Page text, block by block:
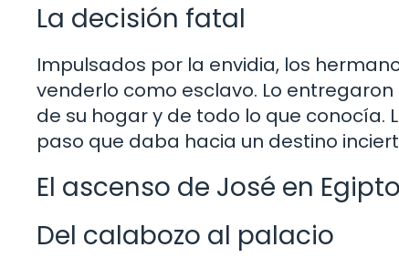
La decisión fatal
Impulsados por la envidia, los
venderlo como esclavo. Lo
de su hogar y de todo lo que conocía.
paso que daba hacia un destino
El ascenso de José en Egipto
Del calabozo al palacio